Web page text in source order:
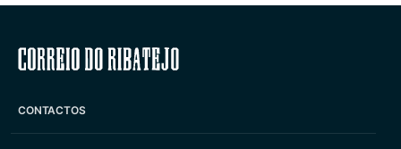
Correio do Ribatejo
CONTACTOS